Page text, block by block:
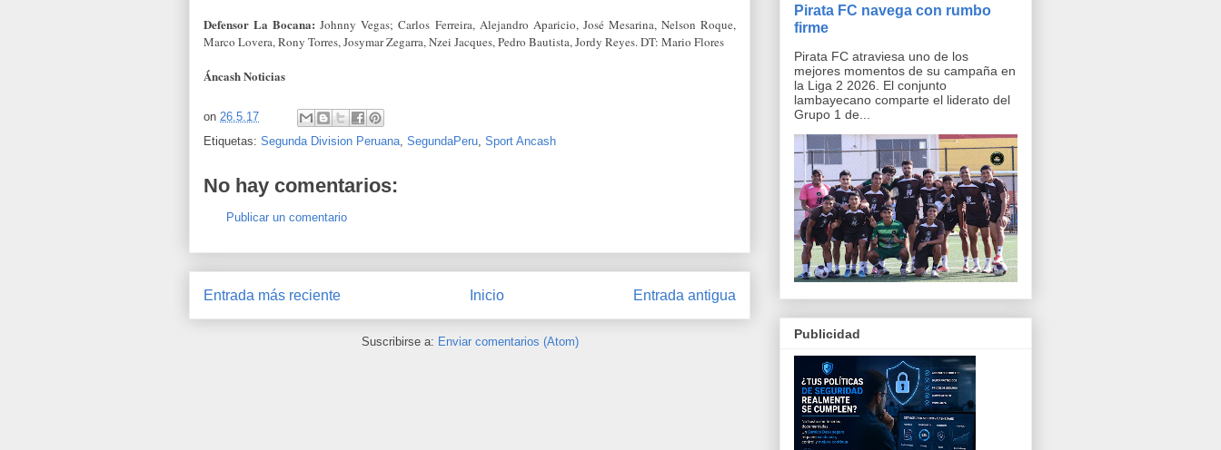
Defensor La Bocana:Johnny Vegas; Carlos Ferreira, Alejandro Aparicio, José Mesarina, Nelson Roque,
Marco Lovera, Rony Torres, Josymar Zegarra, Nzei Jacques, Pedro Bautista, Jordy Reyes. DT: Mario Flores
Áncash Noticias
on 26.5.17
Etiquetas: Segunda Division Peruana SegundaPeru Sport Ancash
No hay comentarios:
Publicar un comentario
Entrada más reciente Entrada antigua
Inicio
Suscribirse a: Enviar comentarios (Atom)
Pirata FC navega con rumbo
firme
Pirata FC atraviesa uno de los
mejores momentos de su campaña en
la Liga 2 2026. El conjunto
lambayecano comparte el liderato del
Grupo 1 de...
Publicidad